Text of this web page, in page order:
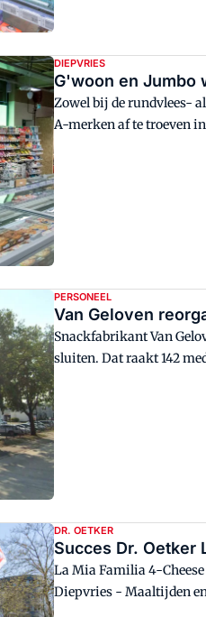
DIEPVRIES
G'woon en Jumbo
Zowel bij de rundvlees-
A-merken af te troeven
PERSONEEL
Van Geloven
Snackfabrikant Van
sluiten. Dat raakt 142
DR. OETKER
Succes Dr. Oetker
La Mia Familia 4-
Diepvries - Maaltijden